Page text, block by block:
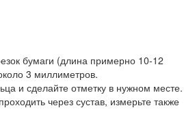
бумаги (длина примерно 10-12
3 миллиметров.
и сделайте отметку в нужном месте.
через сустав, измерьте также